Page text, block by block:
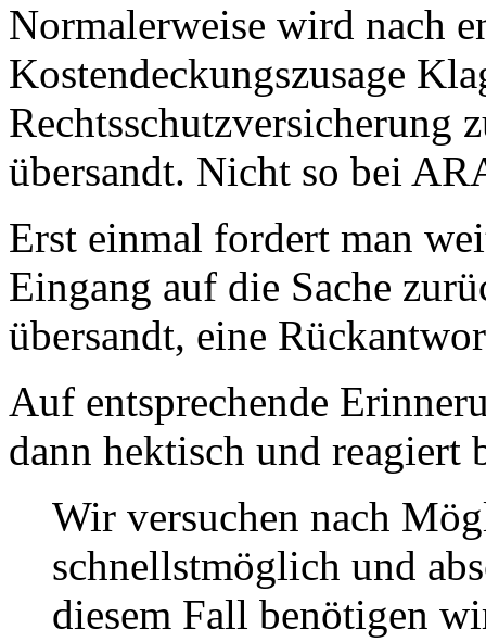
Normalerweise wird nach
Kostendeckungszusage
Rechtsschutzversicherung
übersandt. Nicht so bei
Erst einmal fordert man
Eingang auf die Sache
übersandt, eine
Auf entsprechende
dann hektisch und reagiert
Wir versuchen nach
schnellstmöglich und
diesem Fall benötigen